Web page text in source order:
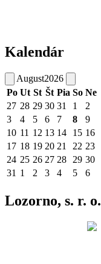
Kalendár
August2026
Po Ut St Št Pia So Ne
27 28 29 30 31 1
2
3
4 5 6 7 8
9
10 11 12 13 14 15 16
17 18 19 20 21 22 23
24 25 26 27 28 29 30
31 1 2 3 4 5 6
Lozorno, s. r. o.